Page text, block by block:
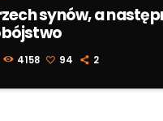
synów, a
4158 94 2